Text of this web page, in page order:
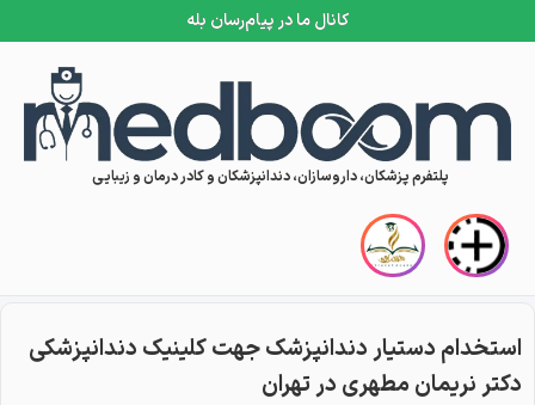
کانال ما در پیام‌رسان بله
Skip to content
پلتفرم پزشکان، داروسازان، دندانپزشکان و کادر درمان و زیبایی
استخدام دستیار دندانپزشک جهت کلینیک دندانپزشکی
دکتر نریمان مطهری در تهران